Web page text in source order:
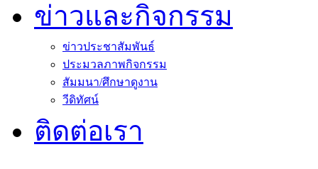
ข่าวและกิจกรรม
ข่าวประชาสัมพันธ์
ประมวลภาพกิจกรรม
สัมมนา/ศึกษาดูงาน
วีดิทัศน์
ติดต่อเรา